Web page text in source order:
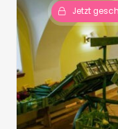
Jetzt